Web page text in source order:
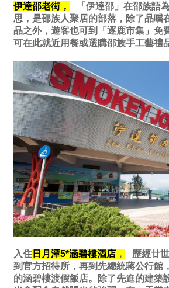
伊達邵老街，
「伊達邵」在邵族語
思，是邵族人聚居的部落，除了品嚐
品之外，遊客也可到「逐鹿市集」免
可在此就近用餐或選購邵族手工藝禮
入住日月潭5*涵碧樓酒店，
歷經廿
到官方招待所，再到先總統蔣公行館
的涵碧樓渡假飯店。除了先進的建築